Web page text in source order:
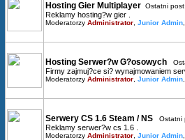
Hosting Gier Multiplayer Ostatni post:
Reklamy hosting?w gier .
Moderatorzy Administrator Junior Admin
Hosting Serwer?w G?osowych
Firmy zajmuj?ce si? wynajmowaniem
Moderatorzy Administrator Junior Admin
Serwery CS 1.6 Steam / NS Ostatni
Reklamy serwer?w cs 1.6 .
Moderatorzy Administrator Junior Admin